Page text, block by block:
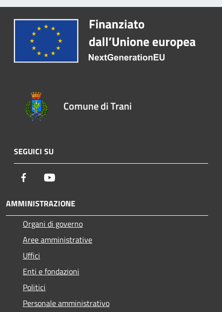
Comune di Trani
SEGUICI SU
Facebook
AMMINISTRAZIONE
Organi di governo
Aree amministrative
Uffici
Enti e fondazioni
Politici
Personale amministrativo